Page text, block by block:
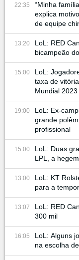
22:35
“Minha
explica
de equipe
13:20
LoL: RED
bicampeão
15:00
LoL:
taxa de
Mundial 2023
19:00
LoL: Ex-
grande
profissional
15:00
LoL: Duas
LPL, a
13:00
LoL: KT
para a
13:07
LoL: RED
300 mil
16:05
LoL: Alguns
na escolha